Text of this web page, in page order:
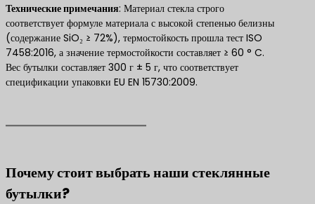
Технические примечания​: Материал стекла строго
соответствует формуле материала с высокой степенью белизны
(содержание SiO₂ ≥ 72%), термостойкость прошла тест ISO
7458:2016, а значение термостойкости составляет ≥ 60 ° C.
Вес бутылки составляет 300 г ± 5 г, что соответствует
спецификации упаковки EU EN 15730:2009.
Почему стоит выбрать наши стеклянные
бутылки?